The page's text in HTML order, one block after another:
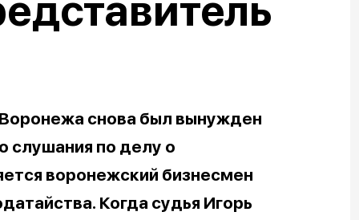
снова был вынужден
слушания по делу о
воронежский бизнесмен
Когда судья Игорь